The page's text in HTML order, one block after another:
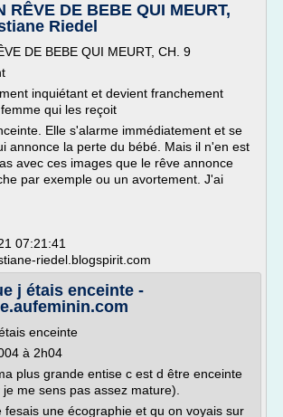
RÊVE DE BEBE QUI MEURT,
Riedel
DE BEBE QUI MEURT, CH. 9
inquiétant et devient franchement
qui les reçoit
Elle s'alarme immédiatement et se
annonce la perte du bébé. Mais il n'en est
avec ces images que le rêve annonce
par exemple ou un avortement. J'ai
07:21:41
riedel.blogspirit.com
j étais enceinte -
enceinte
à 2h04
plus grande entise c est d être enceinte
me sens pas assez mature).
fesais une écographie et qu on voyais sur